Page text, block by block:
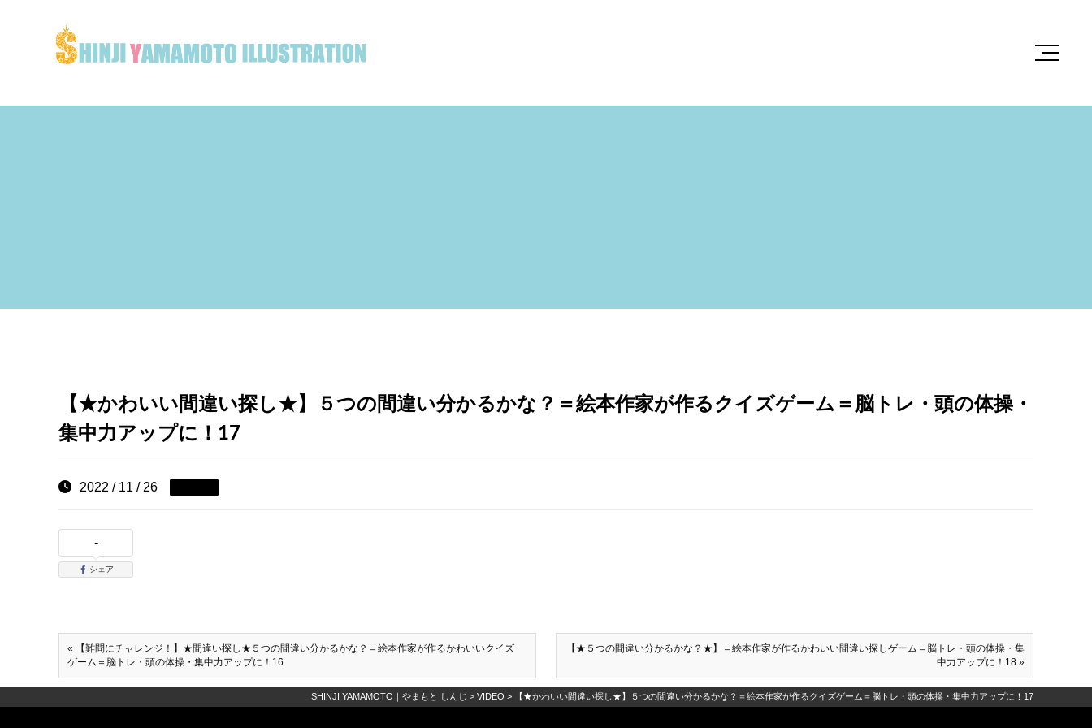
【★かわいい間違い探し★】５つの間違い分かるかな？＝絵本作家が作るクイズゲーム＝脳トレ・頭の体操・
集中力アップに！17
2022 / 11 / 26
-
シェア
« 【難問にチャレンジ！】★間違い探し★５つの間違い分かるかな？＝絵本作家が作るかわいいクイズ
ゲーム＝脳トレ・頭の体操・集中力アップに！16
【★５つの間違い分かるかな？★】＝絵本作家が作るかわいい間違い探しゲーム＝脳トレ・頭の体操・集
中力アップに！18 »
SHINJI YAMAMOTO｜やまもと しんじ > VIDEO > 【★かわいい間違い探し★】５つの間違い分かるかな？＝絵本作家が作るクイズゲーム＝脳トレ・頭の体操・集中力アップに！17